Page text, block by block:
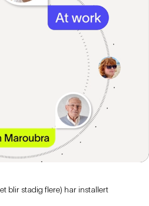
blir stadig flere) har installert